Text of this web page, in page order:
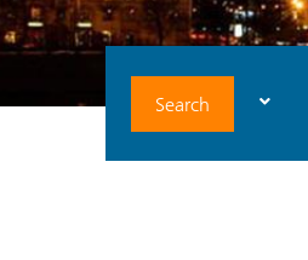
Search